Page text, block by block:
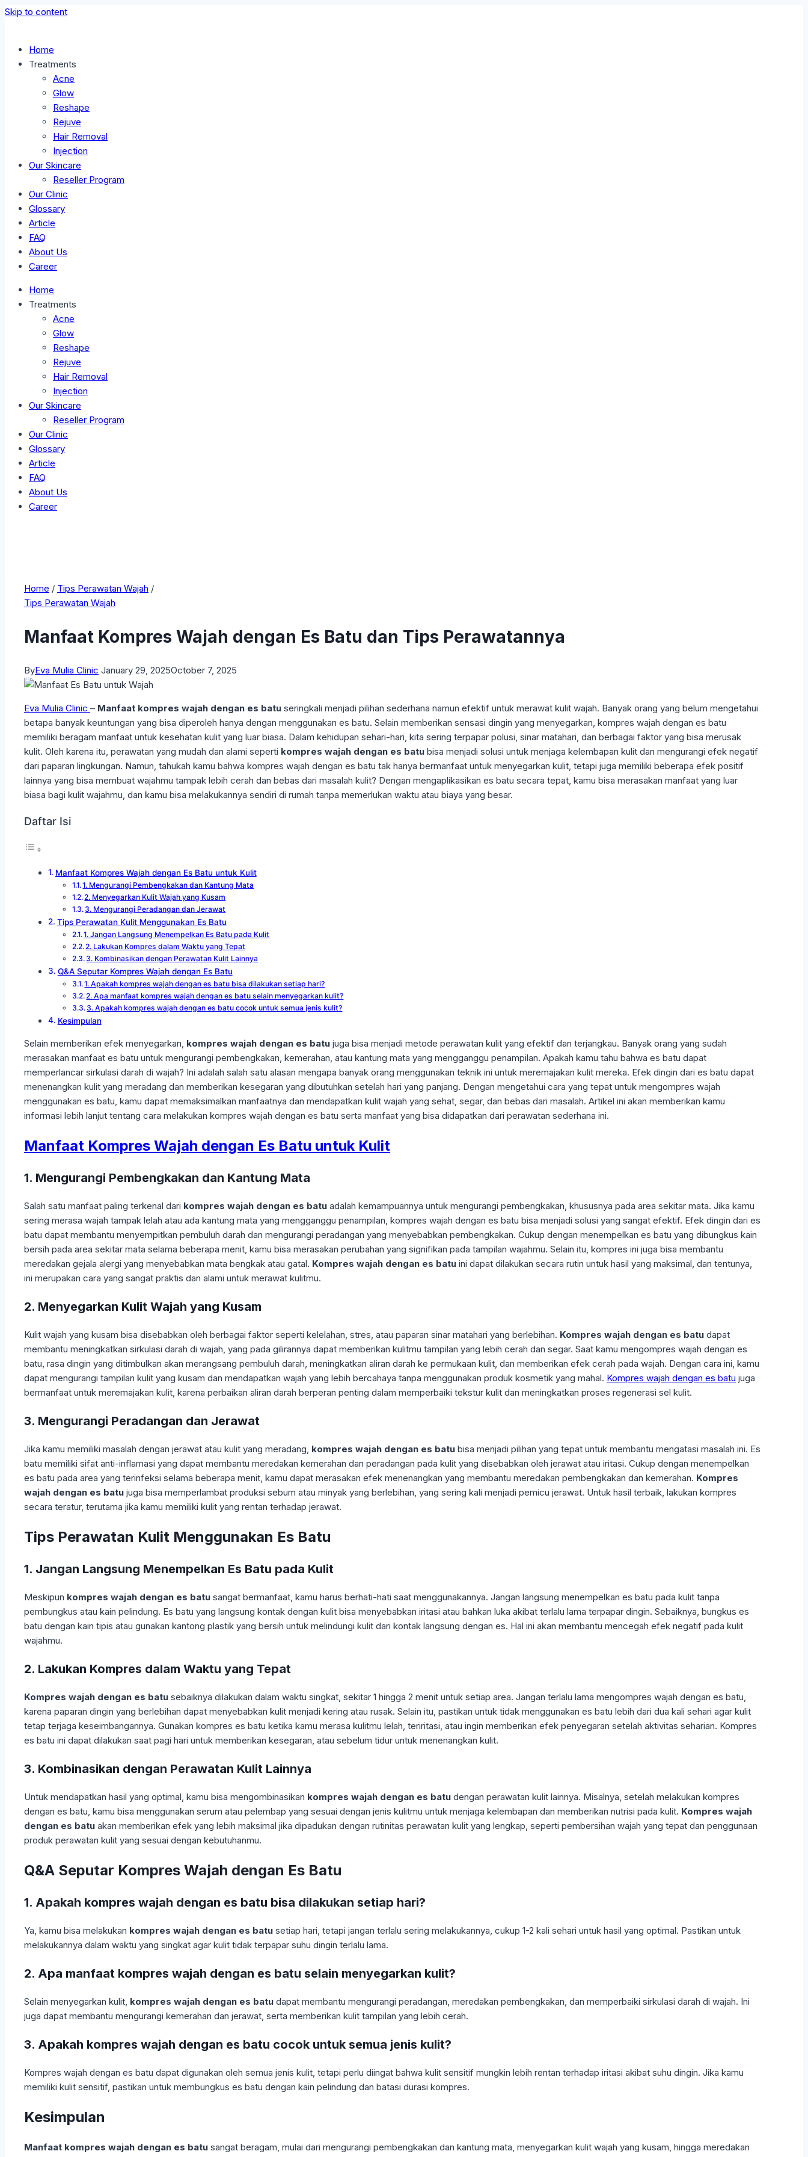
Skip to content
Home
Treatments
Acne
Glow
Reshape
Rejuve
Hair Removal
Injection
Our Skincare
Reseller Program
Our Clinic
Glossary
Article
FAQ
About Us
Career
Home
Treatments
Acne
Glow
Reshape
Rejuve
Hair Removal
Injection
Our Skincare
Reseller Program
Our Clinic
Glossary
Article
FAQ
About Us
Career
Home / Tips Perawatan Wajah /
Tips Perawatan Wajah
Manfaat Kompres Wajah dengan Es Batu dan Tips Perawatannya
ByEva Mulia Clinic January 29, 2025October 7, 2025
Eva Mulia Clinic – Manfaat kompres wajah dengan es batu seringkali menjadi pilihan sederhana namun efektif untuk merawat kulit wajah. Banyak orang yang belum mengetahui
betapa banyak keuntungan yang bisa diperoleh hanya dengan menggunakan es batu. Selain memberikan sensasi dingin yang menyegarkan, kompres wajah dengan es batu
memiliki beragam manfaat untuk kesehatan kulit yang luar biasa. Dalam kehidupan sehari-hari, kita sering terpapar polusi, sinar matahari, dan berbagai faktor yang bisa merusak
kulit. Oleh karena itu, perawatan yang mudah dan alami seperti kompres wajah dengan es batu bisa menjadi solusi untuk menjaga kelembapan kulit dan mengurangi efek negatif
dari paparan lingkungan. Namun, tahukah kamu bahwa kompres wajah dengan es batu tak hanya bermanfaat untuk menyegarkan kulit, tetapi juga memiliki beberapa efek positif
lainnya yang bisa membuat wajahmu tampak lebih cerah dan bebas dari masalah kulit? Dengan mengaplikasikan es batu secara tepat, kamu bisa merasakan manfaat yang luar
biasa bagi kulit wajahmu, dan kamu bisa melakukannya sendiri di rumah tanpa memerlukan waktu atau biaya yang besar.
Daftar Isi
Manfaat Kompres Wajah dengan Es Batu untuk Kulit
1. Mengurangi Pembengkakan dan Kantung Mata
2. Menyegarkan Kulit Wajah yang Kusam
3. Mengurangi Peradangan dan Jerawat
Tips Perawatan Kulit Menggunakan Es Batu
1. Jangan Langsung Menempelkan Es Batu pada Kulit
2. Lakukan Kompres dalam Waktu yang Tepat
3. Kombinasikan dengan Perawatan Kulit Lainnya
Q&A Seputar Kompres Wajah dengan Es Batu
1. Apakah kompres wajah dengan es batu bisa dilakukan setiap hari?
2. Apa manfaat kompres wajah dengan es batu selain menyegarkan kulit?
3. Apakah kompres wajah dengan es batu cocok untuk semua jenis kulit?
Kesimpulan
Selain memberikan efek menyegarkan, kompres wajah dengan es batu juga bisa menjadi metode perawatan kulit yang efektif dan terjangkau. Banyak orang yang sudah
merasakan manfaat es batu untuk mengurangi pembengkakan, kemerahan, atau kantung mata yang mengganggu penampilan. Apakah kamu tahu bahwa es batu dapat
memperlancar sirkulasi darah di wajah? Ini adalah salah satu alasan mengapa banyak orang menggunakan teknik ini untuk meremajakan kulit mereka. Efek dingin dari es batu dapat
menenangkan kulit yang meradang dan memberikan kesegaran yang dibutuhkan setelah hari yang panjang. Dengan mengetahui cara yang tepat untuk mengompres wajah
menggunakan es batu, kamu dapat memaksimalkan manfaatnya dan mendapatkan kulit wajah yang sehat, segar, dan bebas dari masalah. Artikel ini akan memberikan kamu
informasi lebih lanjut tentang cara melakukan kompres wajah dengan es batu serta manfaat yang bisa didapatkan dari perawatan sederhana ini.
Manfaat Kompres Wajah dengan Es Batu untuk Kulit
1. Mengurangi Pembengkakan dan Kantung Mata
Salah satu manfaat paling terkenal dari kompres wajah dengan es batu adalah kemampuannya untuk mengurangi pembengkakan, khususnya pada area sekitar mata. Jika kamu
sering merasa wajah tampak lelah atau ada kantung mata yang mengganggu penampilan, kompres wajah dengan es batu bisa menjadi solusi yang sangat efektif. Efek dingin dari es
batu dapat membantu menyempitkan pembuluh darah dan mengurangi peradangan yang menyebabkan pembengkakan. Cukup dengan menempelkan es batu yang dibungkus kain
bersih pada area sekitar mata selama beberapa menit, kamu bisa merasakan perubahan yang signifikan pada tampilan wajahmu. Selain itu, kompres ini juga bisa membantu
meredakan gejala alergi yang menyebabkan mata bengkak atau gatal. Kompres wajah dengan es batu ini dapat dilakukan secara rutin untuk hasil yang maksimal, dan tentunya,
ini merupakan cara yang sangat praktis dan alami untuk merawat kulitmu.
2. Menyegarkan Kulit Wajah yang Kusam
Kulit wajah yang kusam bisa disebabkan oleh berbagai faktor seperti kelelahan, stres, atau paparan sinar matahari yang berlebihan. Kompres wajah dengan es batu dapat
membantu meningkatkan sirkulasi darah di wajah, yang pada gilirannya dapat memberikan kulitmu tampilan yang lebih cerah dan segar. Saat kamu mengompres wajah dengan es
batu, rasa dingin yang ditimbulkan akan merangsang pembuluh darah, meningkatkan aliran darah ke permukaan kulit, dan memberikan efek cerah pada wajah. Dengan cara ini, kamu
dapat mengurangi tampilan kulit yang kusam dan mendapatkan wajah yang lebih bercahaya tanpa menggunakan produk kosmetik yang mahal. Kompres wajah dengan es batu juga
bermanfaat untuk meremajakan kulit, karena perbaikan aliran darah berperan penting dalam memperbaiki tekstur kulit dan meningkatkan proses regenerasi sel kulit.
3. Mengurangi Peradangan dan Jerawat
Jika kamu memiliki masalah dengan jerawat atau kulit yang meradang, kompres wajah dengan es batu bisa menjadi pilihan yang tepat untuk membantu mengatasi masalah ini. Es
batu memiliki sifat anti-inflamasi yang dapat membantu meredakan kemerahan dan peradangan pada kulit yang disebabkan oleh jerawat atau iritasi. Cukup dengan menempelkan
es batu pada area yang terinfeksi selama beberapa menit, kamu dapat merasakan efek menenangkan yang membantu meredakan pembengkakan dan kemerahan. Kompres
wajah dengan es batu juga bisa memperlambat produksi sebum atau minyak yang berlebihan, yang sering kali menjadi pemicu jerawat. Untuk hasil terbaik, lakukan kompres
secara teratur, terutama jika kamu memiliki kulit yang rentan terhadap jerawat.
Tips Perawatan Kulit Menggunakan Es Batu
1. Jangan Langsung Menempelkan Es Batu pada Kulit
Meskipun kompres wajah dengan es batu sangat bermanfaat, kamu harus berhati-hati saat menggunakannya. Jangan langsung menempelkan es batu pada kulit tanpa
pembungkus atau kain pelindung. Es batu yang langsung kontak dengan kulit bisa menyebabkan iritasi atau bahkan luka akibat terlalu lama terpapar dingin. Sebaiknya, bungkus es
batu dengan kain tipis atau gunakan kantong plastik yang bersih untuk melindungi kulit dari kontak langsung dengan es. Hal ini akan membantu mencegah efek negatif pada kulit
wajahmu.
2. Lakukan Kompres dalam Waktu yang Tepat
Kompres wajah dengan es batu sebaiknya dilakukan dalam waktu singkat, sekitar 1 hingga 2 menit untuk setiap area. Jangan terlalu lama mengompres wajah dengan es batu,
karena paparan dingin yang berlebihan dapat menyebabkan kulit menjadi kering atau rusak. Selain itu, pastikan untuk tidak menggunakan es batu lebih dari dua kali sehari agar kulit
tetap terjaga keseimbangannya. Gunakan kompres es batu ketika kamu merasa kulitmu lelah, teriritasi, atau ingin memberikan efek penyegaran setelah aktivitas seharian. Kompres
es batu ini dapat dilakukan saat pagi hari untuk memberikan kesegaran, atau sebelum tidur untuk menenangkan kulit.
3. Kombinasikan dengan Perawatan Kulit Lainnya
Untuk mendapatkan hasil yang optimal, kamu bisa mengombinasikan kompres wajah dengan es batu dengan perawatan kulit lainnya. Misalnya, setelah melakukan kompres
dengan es batu, kamu bisa menggunakan serum atau pelembap yang sesuai dengan jenis kulitmu untuk menjaga kelembapan dan memberikan nutrisi pada kulit. Kompres wajah
dengan es batu akan memberikan efek yang lebih maksimal jika dipadukan dengan rutinitas perawatan kulit yang lengkap, seperti pembersihan wajah yang tepat dan penggunaan
produk perawatan kulit yang sesuai dengan kebutuhanmu.
Q&A Seputar Kompres Wajah dengan Es Batu
1. Apakah kompres wajah dengan es batu bisa dilakukan setiap hari?
Ya, kamu bisa melakukan kompres wajah dengan es batu setiap hari, tetapi jangan terlalu sering melakukannya, cukup 1-2 kali sehari untuk hasil yang optimal. Pastikan untuk
melakukannya dalam waktu yang singkat agar kulit tidak terpapar suhu dingin terlalu lama.
2. Apa manfaat kompres wajah dengan es batu selain menyegarkan kulit?
Selain menyegarkan kulit, kompres wajah dengan es batu dapat membantu mengurangi peradangan, meredakan pembengkakan, dan memperbaiki sirkulasi darah di wajah. Ini
juga dapat membantu mengurangi kemerahan dan jerawat, serta memberikan kulit tampilan yang lebih cerah.
3. Apakah kompres wajah dengan es batu cocok untuk semua jenis kulit?
Kompres wajah dengan es batu dapat digunakan oleh semua jenis kulit, tetapi perlu diingat bahwa kulit sensitif mungkin lebih rentan terhadap iritasi akibat suhu dingin. Jika kamu
memiliki kulit sensitif, pastikan untuk membungkus es batu dengan kain pelindung dan batasi durasi kompres.
Kesimpulan
Manfaat kompres wajah dengan es batu sangat beragam, mulai dari mengurangi pembengkakan dan kantung mata, menyegarkan kulit wajah yang kusam, hingga meredakan